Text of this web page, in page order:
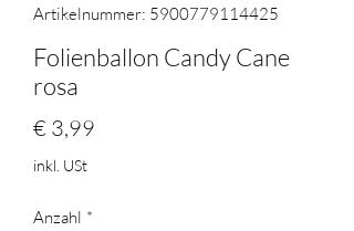
Artikelnummer: 5900779114425
Folienballon Candy Cane
rosa
€ 3,99
inkl. USt
Anzahl *